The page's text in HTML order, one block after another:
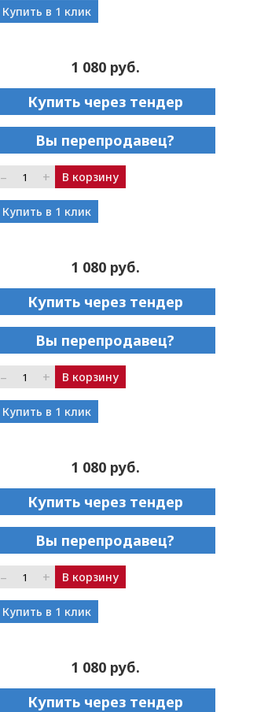
Купить в 1 клик
1 080 руб.
Купить через тендер
Вы перепродавец?
– + В корзину
Купить в 1 клик
1 080 руб.
Купить через тендер
Вы перепродавец?
– + В корзину
Купить в 1 клик
1 080 руб.
Купить через тендер
Вы перепродавец?
– + В корзину
Купить в 1 клик
1 080 руб.
Купить через тендер